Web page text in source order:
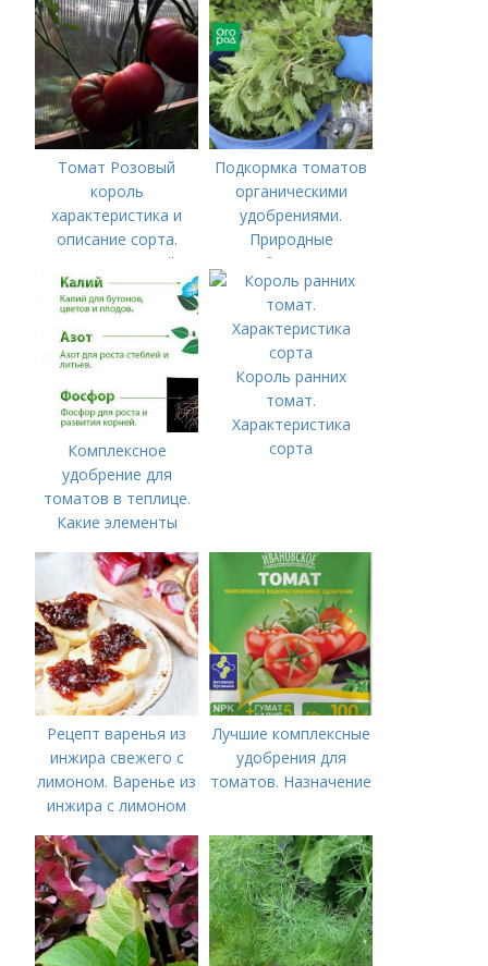
Томат Розовый
король
характеристика и
описание сорта.
Отечественный
культивар с
небывалой
урожайностью —
томат Розовый
король 8: отзывы и
описание
Подкормка томатов
органическими
удобрениями.
Природные
удобрения для
подкормки "по листу"
Комплексное
удобрение для
томатов в теплице.
Какие элементы
особенности их
внесения
Король ранних
томат.
Характеристика
сорта
Рецепт варенья из
инжира свежего с
лимоном. Варенье из
инжира с лимоном
Лучшие комплексные
удобрения для
томатов. Назначение